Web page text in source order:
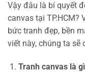
Vậy đâu là bí quyết
canvas tại TP.HCM?
bức tranh đẹp, bền
viết này, chúng ta sẽ
Tranh canvas là